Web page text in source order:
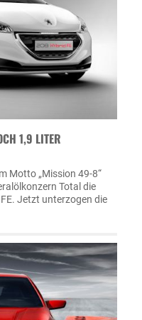
1,9 LITER
Motto „Mission 49-8“
Total die
Jetzt unterzogen die